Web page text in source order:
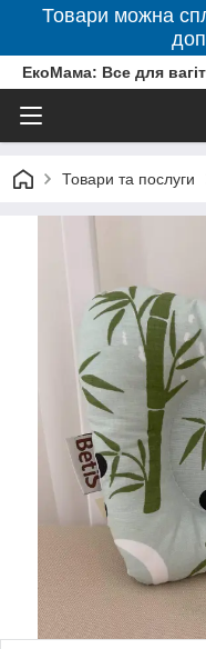
Товари можна
ЕкоМама: Все для
Товари та послуги